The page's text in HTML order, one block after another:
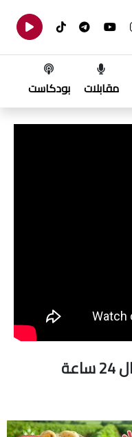
مقابلات بودكاست
ابرز ما جاء في الاعلام خلال ال 24 ساعة